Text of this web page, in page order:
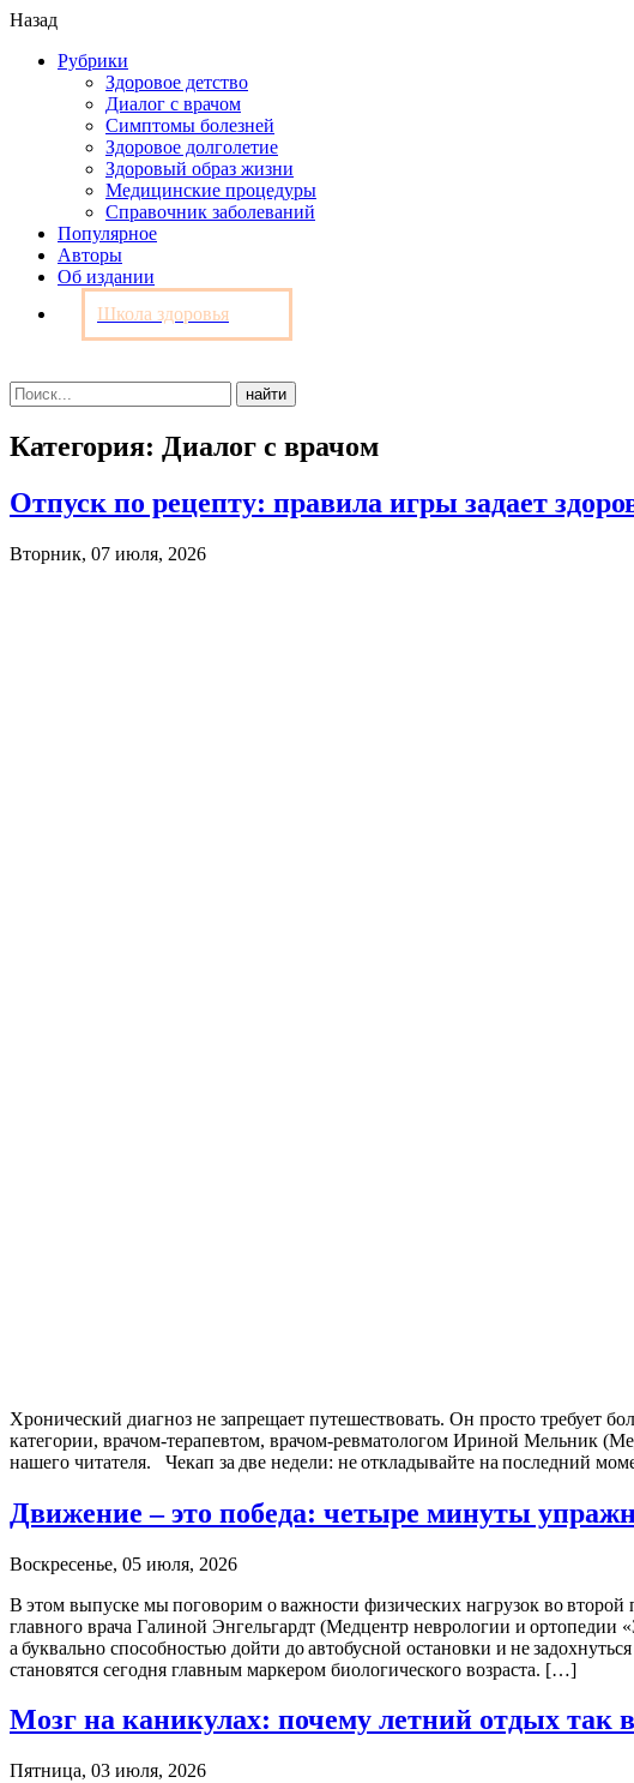
Назад
Рубрики
Здоровое детство
Диалог с врачом
Симптомы болезней
Здоровое долголетие
Здоровый образ жизни
Медицинские процедуры
Справочник заболеваний
Популярное
Авторы
Об издании
Школа здоровья
Категория: Диалог с врачом
Отпуск по рецепту: правила игры задает
Вторник, 07 июля, 2026
Хронический диагноз не запрещает путешествовать. Он просто требует
категории, врачом-терапевтом, врачом-ревматологом Ириной Мельник
нашего читателя. Чекап за две недели: не откладывайте на последний
Движение – это победа: четыре минуты
Воскресенье, 05 июля, 2026
В этом выпуске мы поговорим о важности физических нагрузок во
главного врача Галиной Энгельгардт (Медцентр неврологии и ортопедии
а буквально способностью дойти до автобусной остановки и не
становятся сегодня главным маркером биологического возраста. […]
Мозг на каникулах: почему летний отдых так
Пятница, 03 июля, 2026